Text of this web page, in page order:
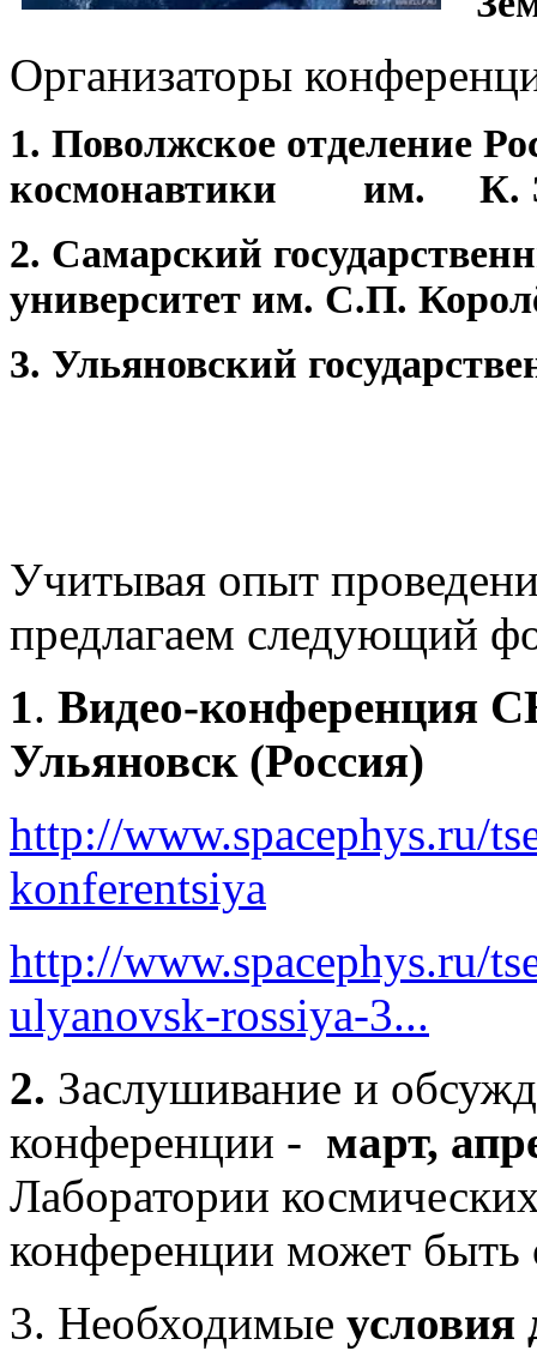
Организаторы
1. Поволжское отделение
космонавтики им. К. Э.
2. Самарский
университет им. С.П.
3. Ульяновский
Учитывая опыт
предлагаем следующий
1. Видео-конференция
Ульяновск (Россия)
http://www.spacephys.ru/
konferentsiya
http://www.spacephys.ru/
ulyanovsk-rossiya-3...
2. Заслушивание и
конференции - март,
Лаборатории
конференции может
3. Необходимые условия